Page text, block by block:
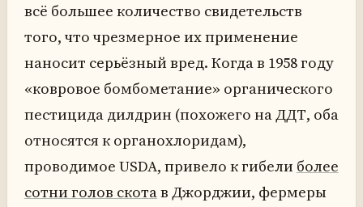
всё большее количество свидетельств
того, что чрезмерное их применение
наносит серьёзный вред. Когда в 1958 году
«ковровое бомбометание» органического
пестицида дилдрин (похожего на ДДТ, оба
относятся к органохлоридам),
проводимое USDA, привело к гибели более
сотни голов скотав Джорджии, фермеры